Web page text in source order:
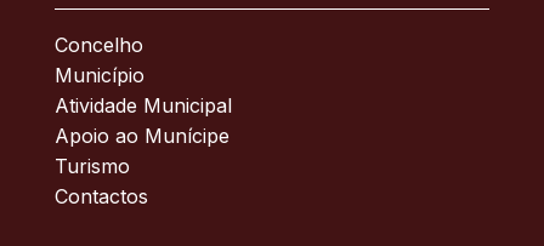
Concelho
Município
Atividade Municipal
Apoio ao Munícipe
Turismo
Contactos